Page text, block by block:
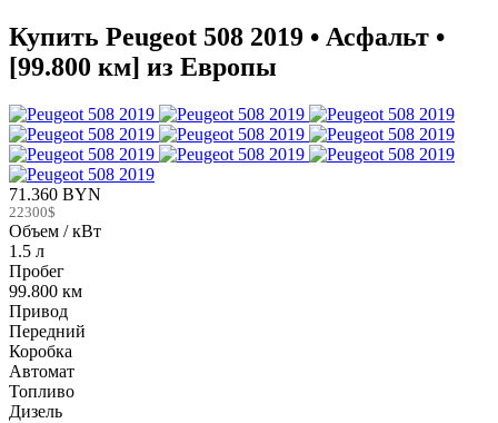
Купить Peugeot 508 2019 • Асфальт •
[99.800 км] из Европы
71.360 BYN
22300$
Объем / кВт
1.5 л
Пробег
99.800 км
Привод
Передний
Коробка
Автомат
Топливо
Дизель